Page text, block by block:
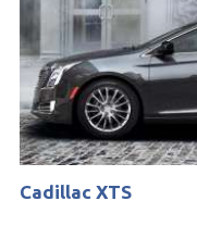
Cadillac XTS